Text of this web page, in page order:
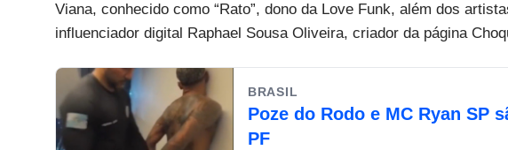
Viana, conhecido como “Rato”, dono da Love Funk, além dos
influenciador digital Raphael Sousa Oliveira, criador da página
BRASIL
Poze do Rodo e MC Ryan SP
PF